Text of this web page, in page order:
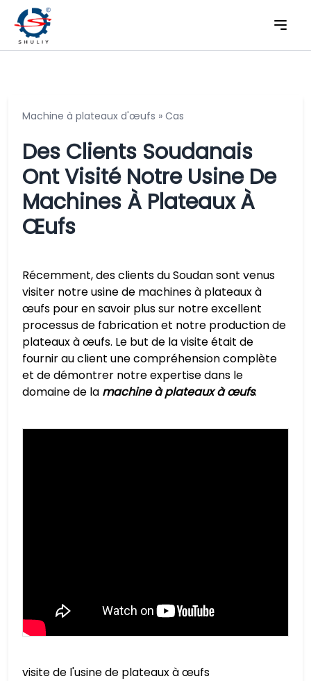
Machine à plateaux d'œufs » Cas
Des Clients Soudanais
Ont Visité Notre Usine De
Machines À Plateaux À
Œufs
Récemment, des clients du Soudan sont venus
visiter notre usine de machines à plateaux à
œufs pour en savoir plus sur notre excellent
processus de fabrication et notre production de
plateaux à œufs. Le but de la visite était de
fournir au client une compréhension complète
et de démontrer notre expertise dans le
domaine de la machine à plateaux à œufs.
visite de l'usine de plateaux à œufs